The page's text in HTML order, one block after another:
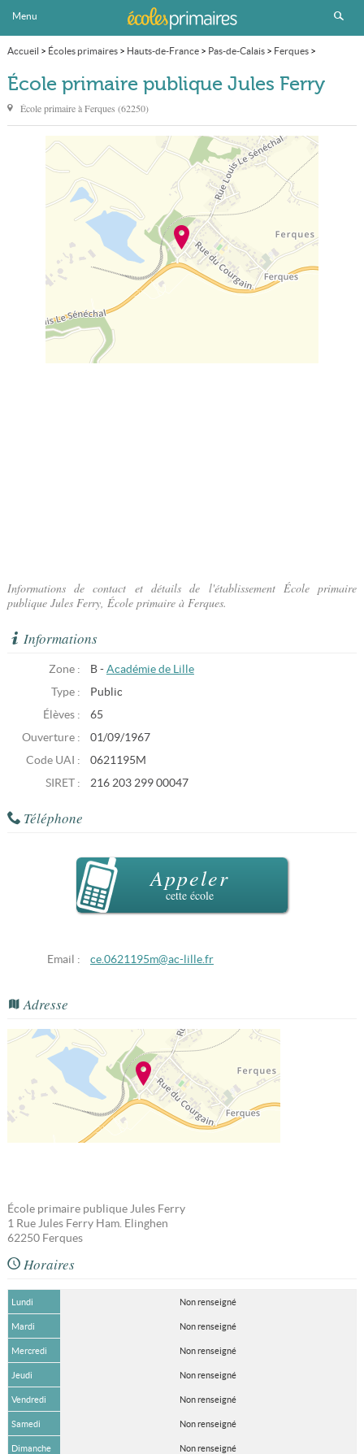
Menu
Accueil > Écoles primaires> Hauts-de-France> Pas-de-Calais> Ferques>
École primaire publique Jules Ferry
École primaire publique Jules Ferry
École primaire àFerques (62250)
Informations de contact et détails de l'établissement École primaire
publique Jules Ferry, École primaire à Ferques.
Informations
Zone : B - Académie de Lille
Type :
Public
Élèves :
65
Ouverture :
01/09/1967
Code UAI :
0621195M
SIRET :
216 203 299 00047
Téléphone
Appeler
cette école
Email : ce.0621195m@ac-lille.fr
Adresse
École primaire publique Jules Ferry
1 Rue Jules Ferry Ham. Elinghen
62250 Ferques
Horaires
Lundi Non renseigné
Mardi Non renseigné
Mercredi Non renseigné
Jeudi Non renseigné
Vendredi Non renseigné
Samedi Non renseigné
Dimanche Non renseigné